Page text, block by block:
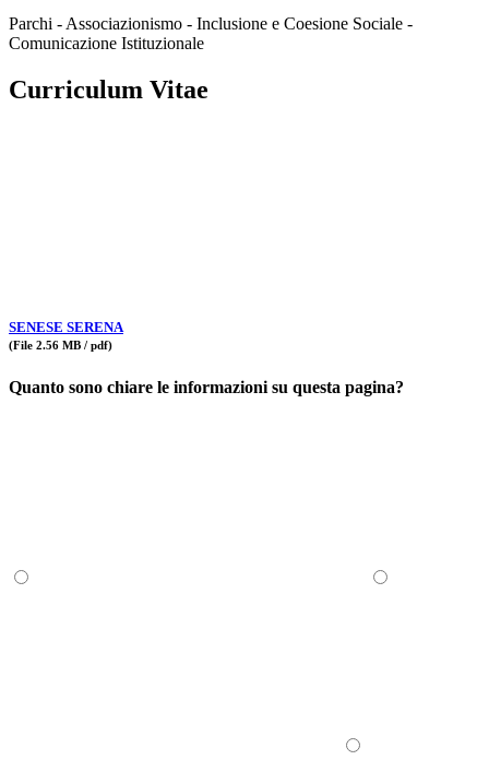
Parchi - Associazionismo - Inclusione e Coesione Sociale -
Comunicazione Istituzionale
Curriculum Vitae
SENESE SERENA
(File 2.56 MB / pdf)
Quanto sono chiare le informazioni su questa pagina?